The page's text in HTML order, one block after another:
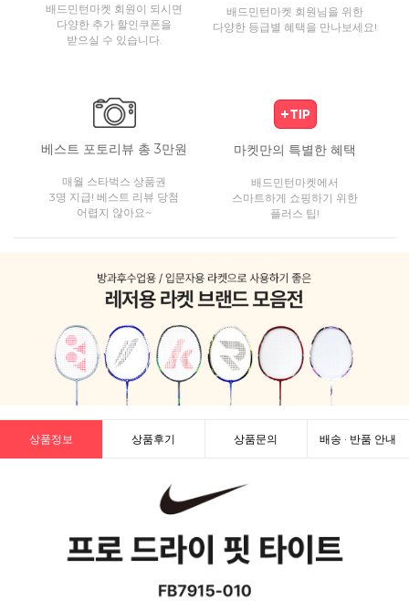
배드민턴마켓 회원이 되시면
다양한 추가 할인쿠폰을
받으실 수 있습니다.
배드민턴마켓 회원님을 위한
다양한 등급별 혜택을 만나보세요!
베스트 포토리뷰 총 3만원
매월 스타벅스 상품권
3명 지급! 베스트 리뷰 당첨
어렵지 않아요~
마켓만의 특별한 혜택
배드민턴마켓에서
스마트하게 쇼핑하기 위한
플러스 팁!
상품정보 상품후기 상품문의 배송 · 반품 안내